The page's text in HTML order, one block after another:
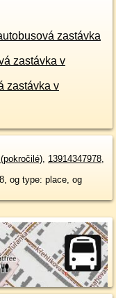
zastávka
zastávka v
zastávka v
, 13914347978,
og type: place, og